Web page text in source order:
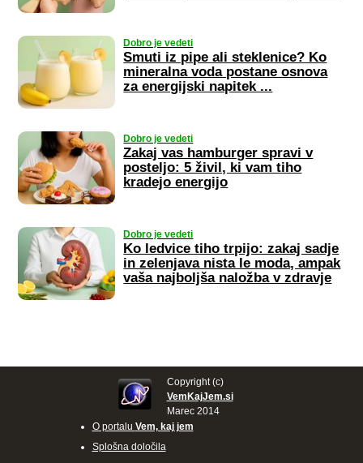
Dobro je vedeti
Smuti iz pipe ali steklenice? Ko
mineralna voda postane osnova
za energijski napitek ...
Dobro je vedeti
Zakaj vas hamburger spravi v
posteljo: 5 živil, ki vam tiho
kradejo energijo
Dobro je vedeti
Ko ledvice tiho trpijo: zakaj sadje
in zelenjava nista le moda, ampak
vaša najboljša naložba v zdravje
Copyright (c)
VemKajJem.si
Marec 2014
O portalu Vem, kaj jem
Splošna določila